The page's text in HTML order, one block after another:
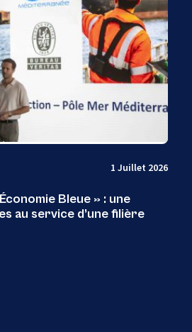
1 Juillet 2026
Bleue » : une
au service d’une filière